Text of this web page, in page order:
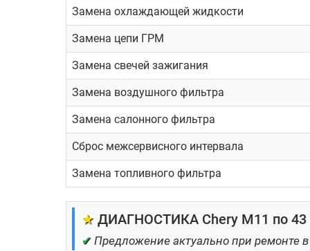
пробуксовки. Это приводит к ускоренному
имеют элементы подвески и ходовой части.
Как выбрать сервис
Ремонт Chery M11 (A3) нужно проводить в
решения сложных задач в кратчайшие сроки и
сможете приобрести нужные расходные
Замена охлаждающей жидкости
Замена цепи ГРМ
Замена свечей зажигания
Замена воздушного фильтра
Замена салонного фильтра
Сброс межсервисного интервала
Замена топливного фильтра
★ ДИАГНОСТИКА Chery M11 по 43
✔ Предложение актуально при ремонте